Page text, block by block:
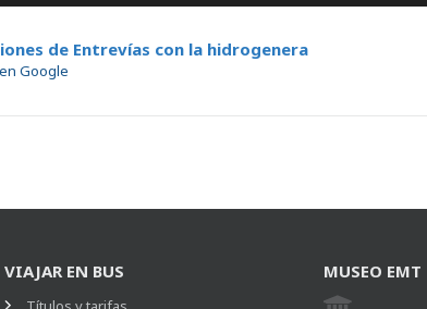
de Entrevías con la hidrogenera
Google
VIAJAR EN BUS MUSEO EMT